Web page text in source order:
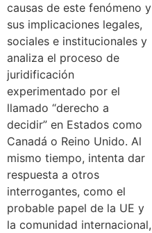
causas de este fenómeno y
sus implicaciones legales,
sociales e institucionales y
analiza el proceso de
juridificación
experimentado por el
llamado “derecho a
decidir” en Estados como
Canadá o Reino Unido. Al
mismo tiempo, intenta dar
respuesta a otros
interrogantes, como el
probable papel de la UE y
la comunidad internacional,